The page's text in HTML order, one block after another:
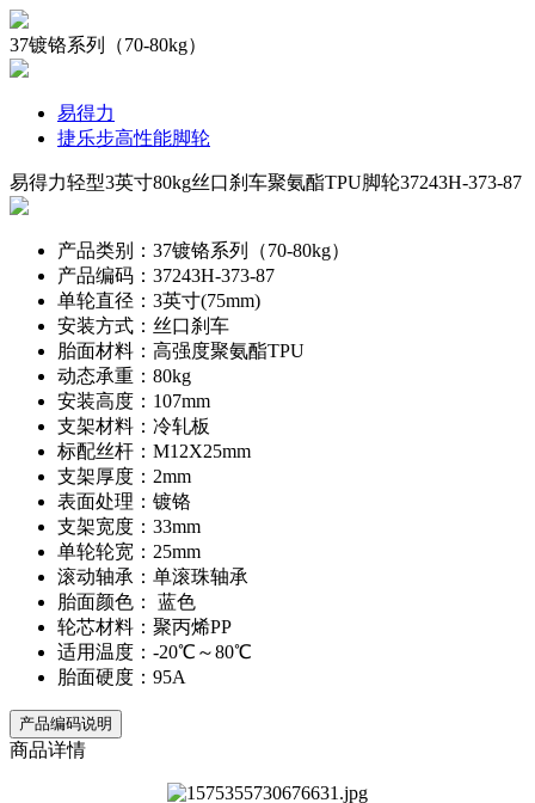
37镀铬系列（70-80kg）
易得力
捷乐步高性能脚轮
易得力轻型3英寸80kg丝口刹车聚氨酯TPU脚轮37243H-373-87
产品类别：37镀铬系列（70-80kg）
产品编码：37243H-373-87
单轮直径：3英寸(75mm)
安装方式：丝口刹车
胎面材料：高强度聚氨酯TPU
动态承重：80kg
安装高度：107mm
支架材料：冷轧板
标配丝杆：M12X25mm
支架厚度：2mm
表面处理：镀铬
支架宽度：33mm
单轮轮宽：25mm
滚动轴承：单滚珠轴承
胎面颜色： 蓝色
轮芯材料：聚丙烯PP
适用温度：-20℃～80℃
胎面硬度：95A
产品编码说明
商品详情